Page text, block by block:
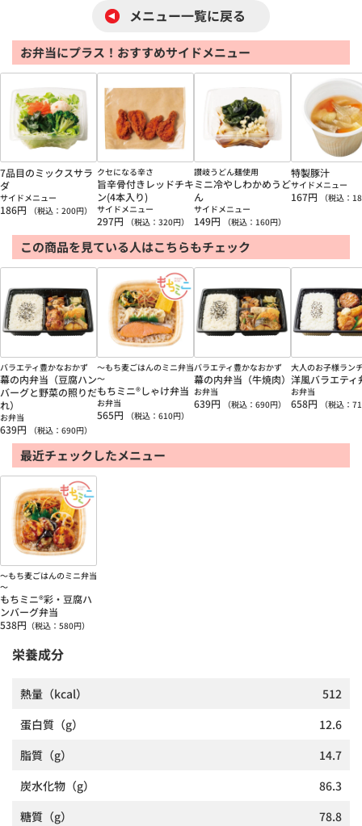
メニュー一覧に戻る
お弁当にプラス！おすすめサイドメニュー
7品目のミックスサラ
ダ
サイドメニュー
186円 （税込： 200円）
クセになる辛さ
旨辛骨付きレッドチキ
ン(4本入り)
サイドメニュー
297円 （税込： 320円）
讃岐うどん麺使用
ミニ冷やしわかめうど
ん
サイドメニュー
149円 （税込： 160円）
特製豚汁
サイドメニュー
167円 （税込：
この商品を見ている人はこちらもチェック
バラエティ豊かなおかず
幕の内弁当（豆腐ハン
バーグと野菜の照りだ
れ）
お弁当
639円 （税込： 690円）
～もち麦ごはんのミニ弁当
～
もちミニ®しゃけ弁当
お弁当
565円 （税込： 610円）
バラエティ豊かなおかず
幕の内弁当（牛焼肉）
お弁当
639円 （税込： 690円）
大人のお子様ラン
洋風バラエティ
お弁当
658円 （税込：
最近チェックしたメニュー
～もち麦ごはんのミニ弁当
～
もちミニ®彩・豆腐ハ
ンバーグ弁当
538円 （税込： 580円）
栄養成分
熱量 （kcal）
512
蛋白質 （g）
12.6
脂質 （g）
14.7
炭水化物 （g）
86.3
糖質 （g）
78.8